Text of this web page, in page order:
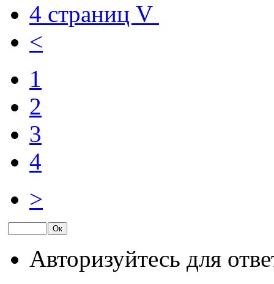
4 страниц
<
1
2
3
4
>
Авторизуйтесь для